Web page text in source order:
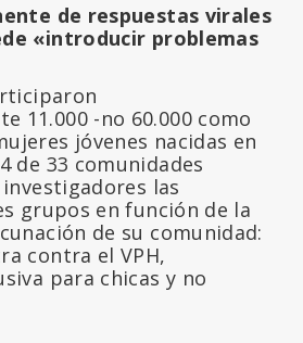
de respuestas virales
«introducir problemas
11.000 -no 60.000 como
jóvenes nacidas en
de 33 comunidades
las
grupos en función de la
de su comunidad:
contra el VPH,
para chicas y no